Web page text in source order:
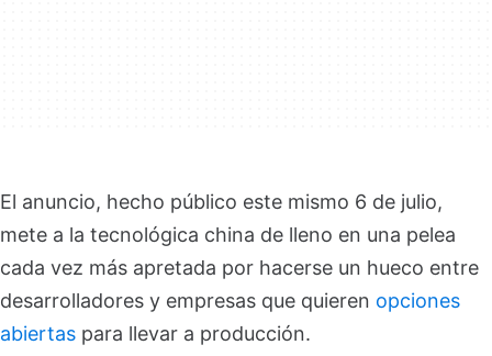
El anuncio, hecho público este mismo 6 de julio,
mete a la tecnológica china de lleno en una pelea
cada vez más apretada por hacerse un hueco entre
desarrolladores y empresas que quieren opciones
abiertas para llevar a producción.